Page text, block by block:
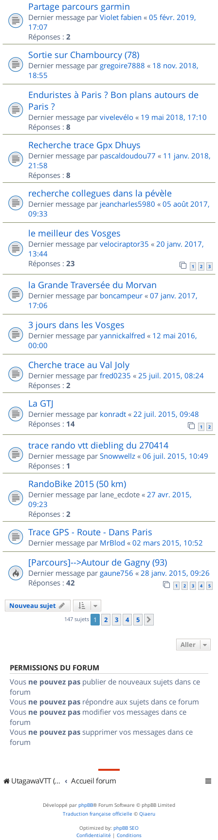
Partage parcours garmin
Dernier message par Violet fabien « 05 févr. 2019,
17:07
Réponses : 2
Sortie sur Chambourcy (78)
Dernier message par gregoire7888 « 18 nov. 2018,
18:55
Enduristes à Paris ? Bon plans autours de
Paris ?
Dernier message par vivelevélo « 19 mai 2018, 17:10
Réponses : 8
Recherche trace Gpx Dhuys
Dernier message par pascaldoudou77 « 11 janv. 2018,
21:58
Réponses : 8
recherche collegues dans la pévèle
Dernier message par jeancharles5980 « 05 août 2017,
09:33
le meilleur des Vosges
Dernier message par velociraptor35 « 20 janv. 2017,
13:44
Réponses : 23 1 2 3
la Grande Traversée du Morvan
Dernier message par boncampeur « 07 janv. 2017,
17:06
3 jours dans les Vosges
Dernier message par yannickalfred « 12 mai 2016,
00:00
Cherche trace au Val Joly
Dernier message par fred0235 « 25 juil. 2015, 08:24
Réponses : 2
La GTJ
Dernier message par konradt « 22 juil. 2015, 09:48
Réponses : 14 1 2
trace rando vtt diebling du 270414
Dernier message par Snowwellz « 06 juil. 2015, 10:49
Réponses : 1
RandoBike 2015 (50 km)
Dernier message par lane_ecdote « 27 avr. 2015,
09:23
Réponses : 2
Trace GPS - Route - Dans Paris
Dernier message par MrBlod « 02 mars 2015, 10:52
[Parcours]-->Autour de Gagny (93)
Dernier message par gaune756 « 28 janv. 2015, 09:26
Réponses : 42 1 2 3 4 5
Nouveau sujet
147 sujets 1 2 3 4 5
Aller
PERMISSIONS DU FORUM
Vous ne pouvez pas publier de nouveaux sujets dans ce
forum
Vous ne pouvez pas répondre aux sujets dans ce forum
Vous ne pouvez pas modifier vos messages dans ce
forum
Vous ne pouvez pas supprimer vos messages dans ce
forum
UtagawaVTT (Randos VTT et VTTAE avec traces GPS) Accueil forum
Développé par phpBB® Forum Software © phpBB Limited
Traduction française officielle © Qiaeru
Optimized by: phpBB SEO
Confidentialité | Conditions